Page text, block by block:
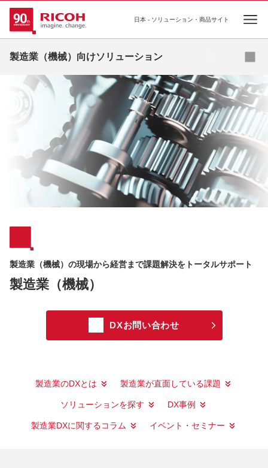
日本 - ソリューション・商品サイト
製造業（機械）向けソリューション
リコーの強み
ソリューション
商品・サービス
事例・コラム
セミナー
診断
補助金
製造業（機械）の現場から経営まで課題解決をトータルサポート
製造業（機械）
DXお問い合わせ
製造業のDXとは 製造業が直面している課題
ソリューションを探す DX事例
製造業DXに関するコラム イベント・セミナー